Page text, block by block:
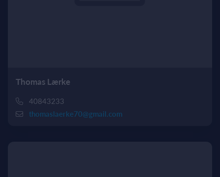
Thomas Lærke
40843233
thomaslaerke70@gmail.com